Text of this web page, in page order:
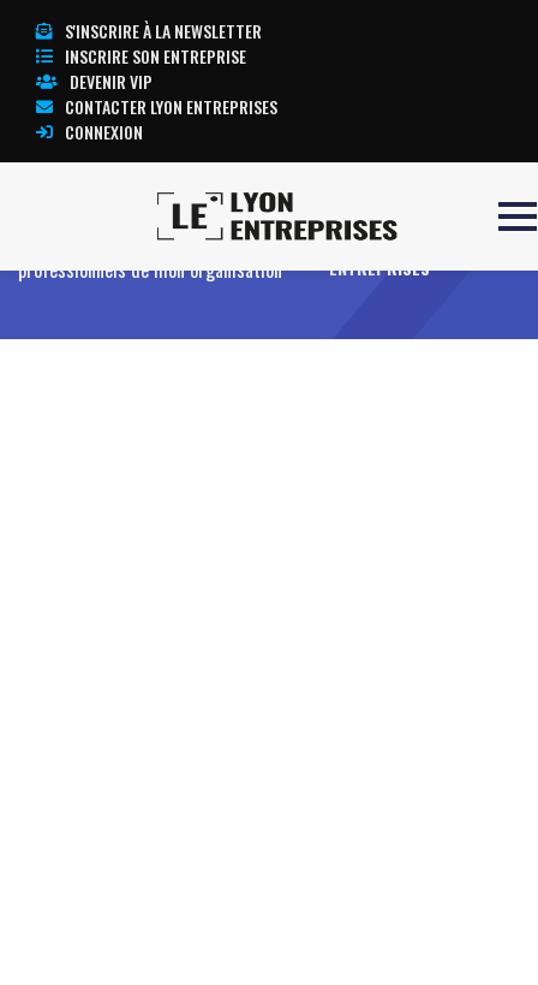
S'INSCRIRE À LA NEWSLETTER
INSCRIRE SON ENTREPRISE
DEVENIR VIP
CONTACTER LYON ENTREPRISES
CONNEXION
Prévenir les risques
professionnels de mon organisation
TOUTE L’ACTUALITÉ LYON
ENTREPRISES